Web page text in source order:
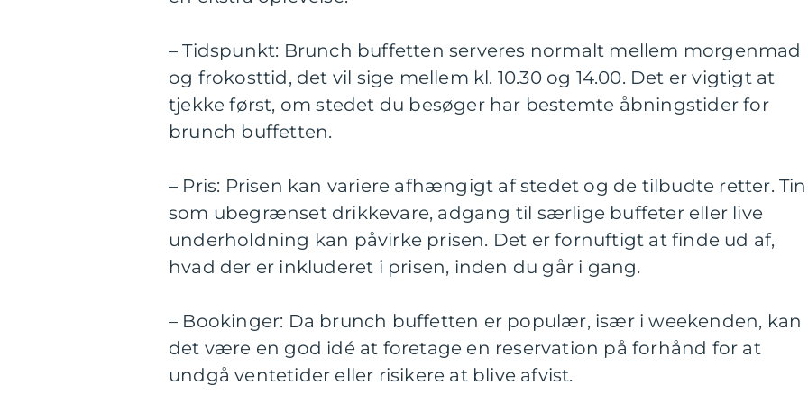
– Tidspunkt: Brunch buffetten serveres normalt mellem morgenmad
og frokosttid, det vil sige mellem kl. 10.30 og 14.00. Det er vigtigt at
tjekke først, om stedet du besøger har bestemte åbningstider for
brunch buffetten.
– Pris: Prisen kan variere afhængigt af stedet og de tilbudte retter.
som ubegrænset drikkevare, adgang til særlige buffeter eller live
underholdning kan påvirke prisen. Det er fornuftigt at finde ud af,
hvad der er inkluderet i prisen, inden du går i gang.
– Bookinger: Da brunch buffetten er populær, især i weekenden, kan
det være en god idé at foretage en reservation på forhånd for at
undgå ventetider eller risikere at blive afvist.